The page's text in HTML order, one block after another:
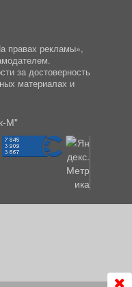
правах рекламы»,
за достоверность
материалах и
М"